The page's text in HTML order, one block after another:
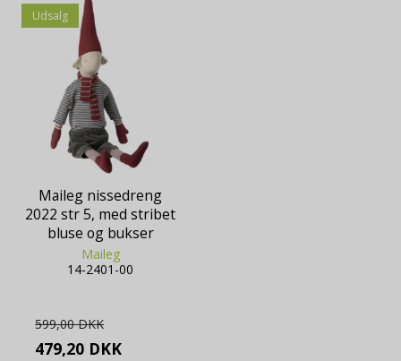
Udsalg
Maileg nissedreng
2022 str 5, med stribet
bluse og bukser
Maileg
14-2401-00
599,00 DKK
479,20 DKK